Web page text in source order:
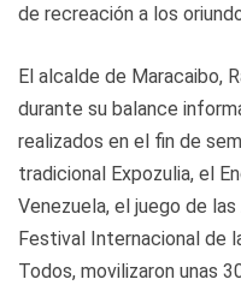
de recreación a los
El alcalde de Maracaibo,
durante su balance
realizados en el fin de
tradicional Expozulia, el
Venezuela, el juego de
Festival Internacional de
Todos, movilizaron unas